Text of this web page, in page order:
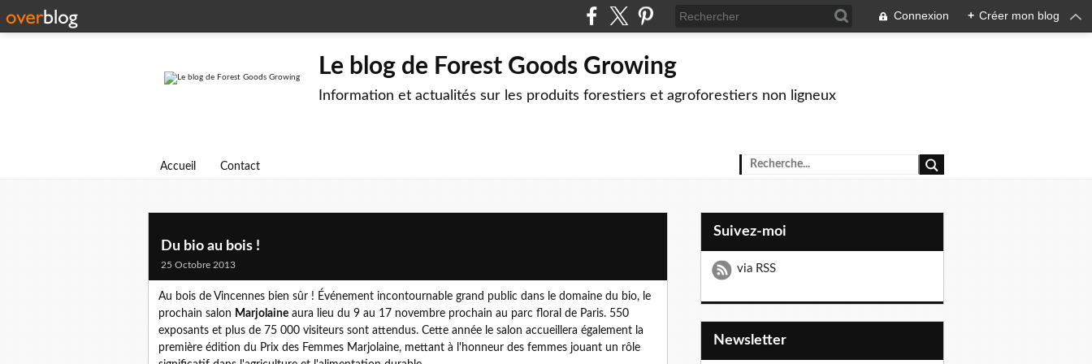
Connexion + Créer mon blog
Le blog de Forest Goods Growing
Information et actualités sur les produits forestiers et agroforestiers non ligneux
Accueil Contact
Du bio au bois !
25 Octobre 2013
Au bois de Vincennes bien sûr ! Événement incontournable grand public dans le domaine du bio, le
prochain salon Marjolaine aura lieu du 9 au 17 novembre prochain au parc floral de Paris. 550
exposants et plus de 75 000 visiteurs sont attendus. Cette année le salon accueillera également la
première édition du Prix des Femmes Marjolaine, mettant à l'honneur des femmes jouant un rôle
Suivez-moi
via RSS
Newsletter